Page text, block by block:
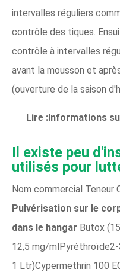
intervalles réguliers
contrôle des tiques.
contrôle à intervalles
avant la mousson et
(ouverture de la saison
Lire :Informations
Il existe peu
utilisés pour
Nom commercial Teneur
Pulvérisation sur le
dans le hangar Butox
12,5 mg/
1 Ltr)Cypermethrin 100